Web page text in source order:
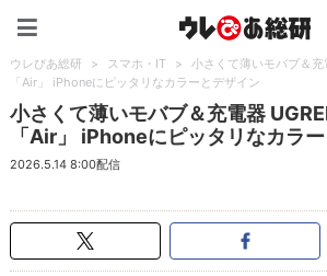
ウレぴあ総研 > スマホ・IT >
小さくて薄いモバブ＆
「Air」 iPhoneにピッタリなカラーとデザイン
小さくて薄いモバブ＆充電器
「Air」 iPhoneにピッタリなカラ
2026.5.14 8:00配信